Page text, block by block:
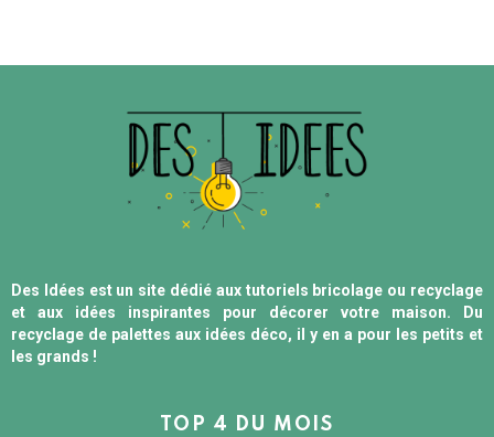
Des Idées est un site dédié aux tutoriels bricolage ou recyclage
et aux idées inspirantes pour décorer votre maison. Du
recyclage de palettes aux idées déco, il y en a pour les petits et
les grands !
TOP 4 DU MOIS